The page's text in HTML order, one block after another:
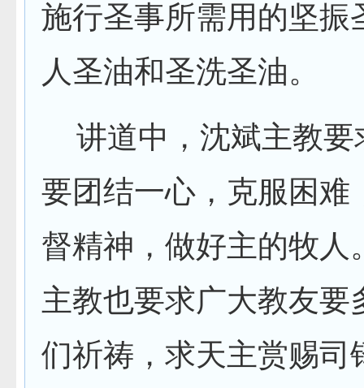
施行圣事所需用的坚振
人圣油和圣洗圣油。
讲道中，沈斌主教要
要团结一心，克服困难
督精神，做好主的牧人
主教也要求广大教友要
们祈祷，求天主赏赐司